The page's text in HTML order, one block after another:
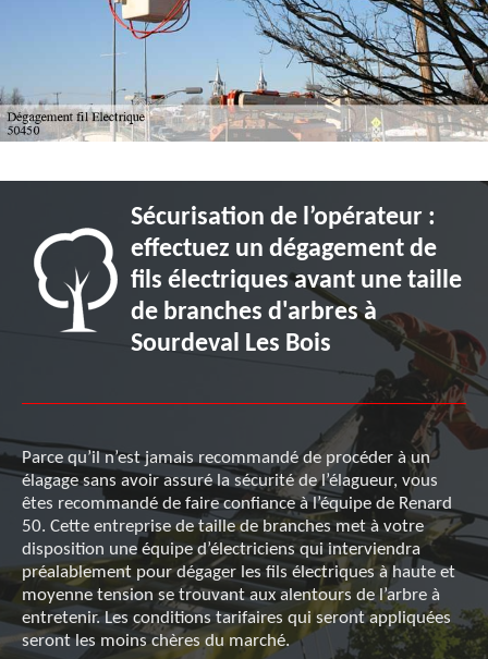
Sécurisation de l’opérateur :
effectuez un dégagement de
fils électriques avant une taille
de branches d'arbres à
Sourdeval Les Bois
Parce qu’il n’est jamais recommandé de procéder à un
élagage sans avoir assuré la sécurité de l’élagueur, vous
êtes recommandé de faire confiance à l’équipe de Renard
50. Cette entreprise de taille de branches met à votre
disposition une équipe d’électriciens qui interviendra
préalablement pour dégager les fils électriques à haute et
moyenne tension se trouvant aux alentours de l’arbre à
entretenir. Les conditions tarifaires qui seront appliquées
seront les moins chères du marché.